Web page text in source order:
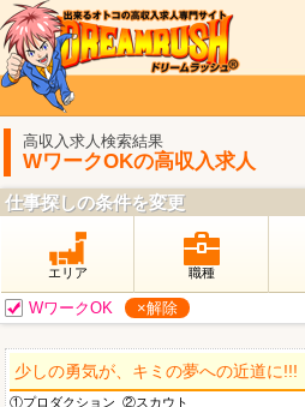
高収入求人検索結果
WワークOKの高収入求人
仕事探しの条件を変更
エリア 職種
WワークOK ×解除
少しの勇気が、キミの夢への近道に!!!
①プロダクション ②スカウト